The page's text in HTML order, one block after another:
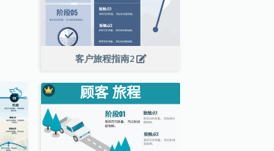
客户旅程指南2